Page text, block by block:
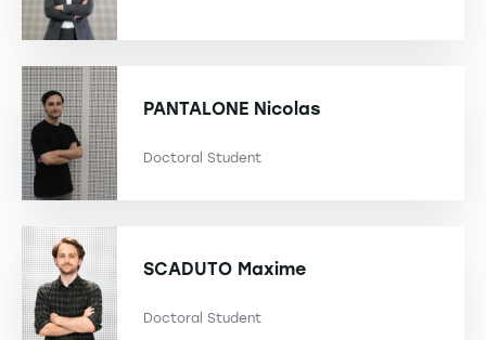
PANTALONE Nicolas
Doctoral Student
SCADUTO Maxime
Doctoral Student